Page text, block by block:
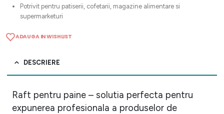
Potrivit pentru patiserii, cofetarii, magazine alimentare si
supermarketuri
ADAUGA IN WISHLIST
DESCRIERE
Raft pentru paine – solutia perfecta pentru
expunerea profesionala a produselor de